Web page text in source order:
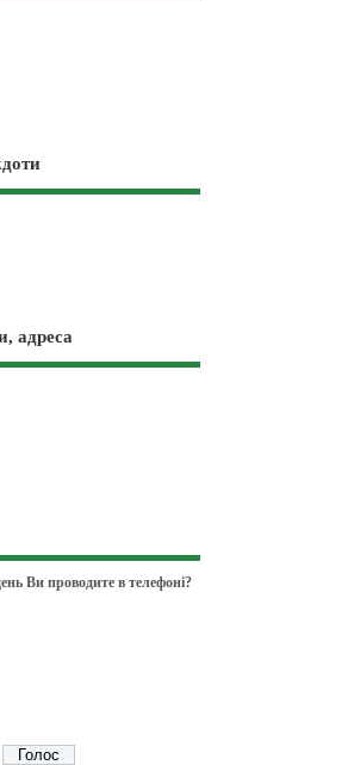
адреса
Ви проводите в телефоні?